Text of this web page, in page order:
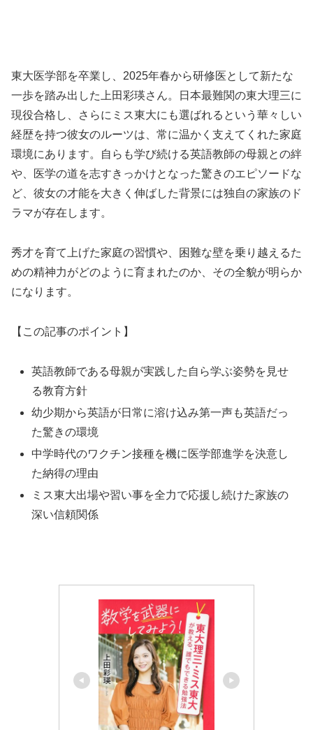
東大医学部を卒業し、2025年春から研修医として新たな
一歩を踏み出した上田彩瑛さん。日本最難関の東大理三に
現役合格し、さらにミス東大にも選ばれるという華々しい
経歴を持つ彼女のルーツは、常に温かく支えてくれた家庭
環境にあります。自らも学び続ける英語教師の母親との絆
や、医学の道を志すきっかけとなった驚きのエピソードな
ど、彼女の才能を大きく伸ばした背景には独自の家族のド
ラマが存在します。
秀才を育て上げた家庭の習慣や、困難な壁を乗り越えるた
めの精神力がどのように育まれたのか、その全貌が明らか
になります。
【この記事のポイント】
英語教師である母親が実践した自ら学ぶ姿勢を見せ
る教育方針
幼少期から英語が日常に溶け込み第一声も英語だっ
た驚きの環境
中学時代のワクチン接種を機に医学部進学を決意し
た納得の理由
ミス東大出場や習い事を全力で応援し続けた家族の
深い信頼関係